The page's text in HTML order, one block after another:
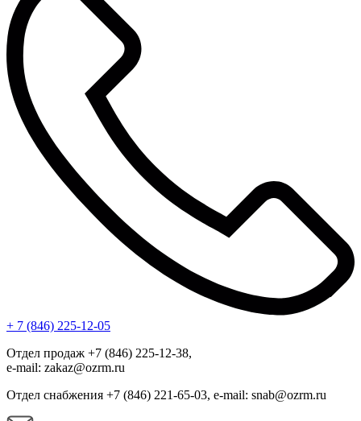
+ 7 (846) 225-12-05
Отдел продаж +7 (846) 225-12-38,
e-mail: zakaz@ozrm.ru
Отдел снабжения +7 (846) 221-65-03, e-mail: snab@ozrm.ru